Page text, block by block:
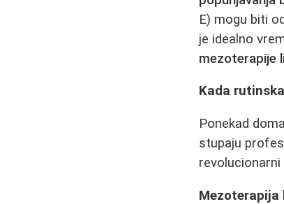
E) mogu biti
je idealno
mezoterapije
Kada
Ponekad
stupaju
Mezoterapija